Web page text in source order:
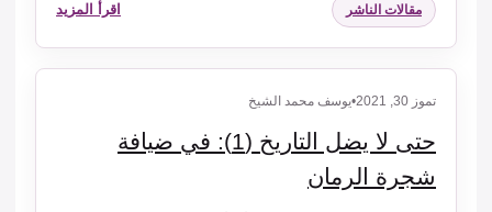
مقالات الناشر اقرأ المزيد
تموز 30, 2021 •يوسف محمد الشيخ
حتى لا يضل التاريخ (1): في ضيافة
شجرة الرمان